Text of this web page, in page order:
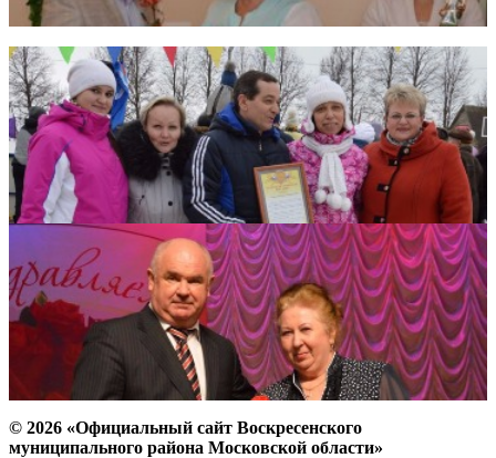
© 2026 «Официальный сайт Воскресенского
муниципального района Московской области»